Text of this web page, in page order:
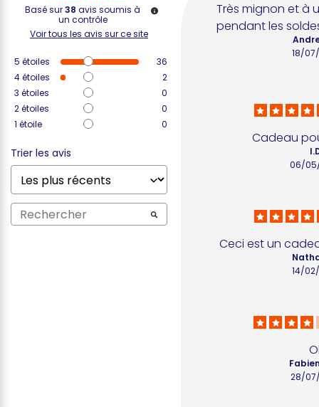
Basé sur38 avis soumis à
un contrôle
Voir tous les avis sur ce site
5 étoiles
36
4étoiles
2
3 étoiles
0
2étoiles
0
1 étoile 0
Trier les avis
Très mignon et à
pendant les
18/
Cadeau
06/
Ceci est un
14/
28/